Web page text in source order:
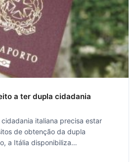
a ter dupla cidadania
italiana precisa estar
de obtenção da dupla
a Itália disponibiliza…